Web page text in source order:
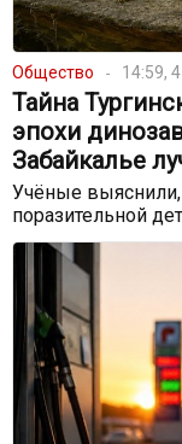
Общество 14:59,
Тайна
эпохи
Забайкалье
Учёные выяснили,
поразительной